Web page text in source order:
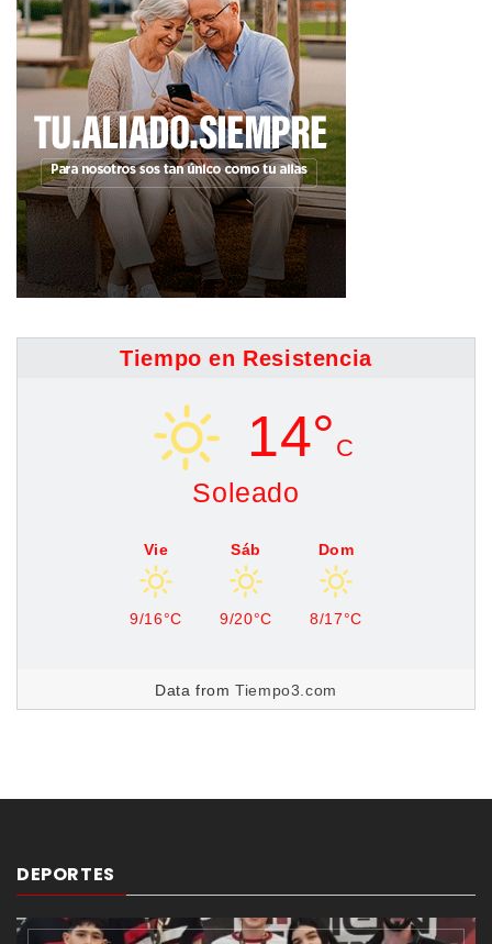
Tiempo en Resistencia
14° C
Soleado
Vie
9/16°C
Sáb
9/20°C
Dom
8/17°C
Data fromTiempo3.com
DEPORTES